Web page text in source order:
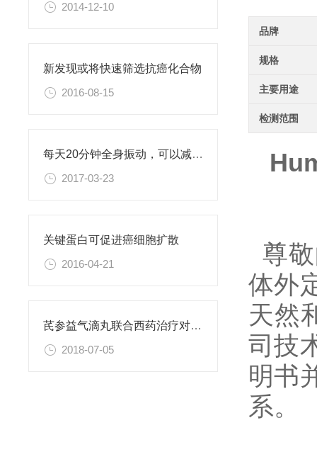
2014-12-10
新发现或将快速筛选抗癌化合物
2016-08-15
每天20分钟全身振动，可以减肥、对抗糖尿病
2017-03-23
关键蛋白可促进癌细胞扩散
2016-04-21
芪参益气滴丸联合西药治疗对稳定型心绞痛患者血清抵抗素水平的影响
2018-07-05
品牌
规格
主要用途
检测范围
尊
体外
天然
司技
明书
系。